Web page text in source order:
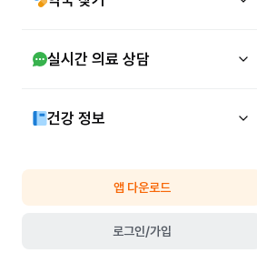
실시간 의료 상담
건강 정보
앱 다운로드
로그인/가입